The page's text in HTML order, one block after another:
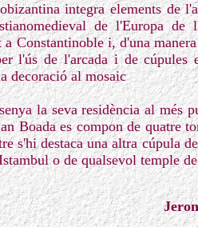
integra elements de
de l'Europa
a Constantinoble i, d'una
l'ús de l'arcada i de
decoració al mosaic
la seva residència al més
Boada es compon de quatre
s'hi destaca una altra cúpula
o de qualsevol temple